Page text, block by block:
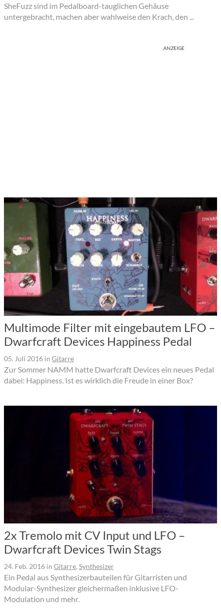
SheFuzz sind im Pedalboard-tauglichen Gehäuse
untergebracht, machen aber wahlweise den Krach, den ...
ANZEIGE
Multimode Filter mit eingebautem LFO –
Dwarfcraft Devices Happiness Pedal
05. Juli 2016 in Gitarre
Zur Sommer NAMM hatte Dwarfcraft Devices ein neues Pedal
dabei: Happiness. Ist es wirklich die Freude in einer Box?
2x Tremolo mit CV Input und LFO –
Dwarfcraft Devices Twin Stags
24. Feb. 2016 in Gitarre, Synthesizer
Ein Pedal aus Synthesizerbauteilen für Gitarristen und
Modular-Synthesizer gleichermaßen inklusive LFO-
Modulation und mehr.